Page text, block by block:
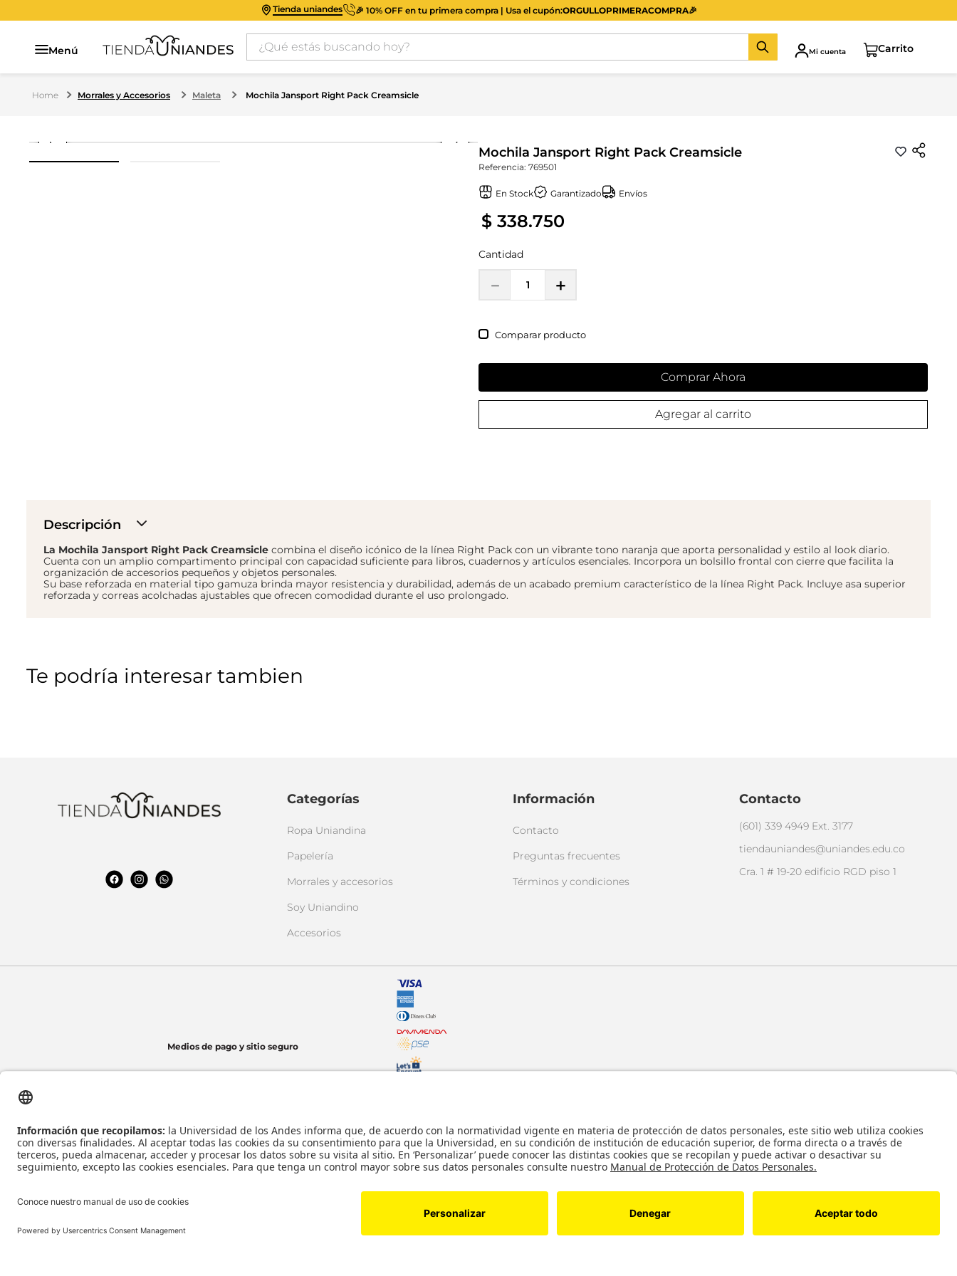
Tienda uniandes 🎉 10% OFF en tu primera compra | Usa el cupón:ORGULLOPRIMERACOMPRA🎉
Menú
¿Qué estás buscando hoy?
Mi cuenta
Morrales y Accesorios Maleta Mochila Jansport Right Pack Creamsicle
Mochila Jansport Right Pack Creamsicle
Referencia: 769501
En Stock Garantizado Envíos
$ 338.750
Cantidad
＋
－
Comparar
Comprar Ahora
Agregar al carrito
Descripción
La Mochila Jansport Right Pack Creamsicle combina el diseño icónico de la línea Right Pack con un vibrante tono naranja que aporta personalidad y estilo al look diario.
Cuenta con un amplio compartimento principal con capacidad suficiente para libros, cuadernos y artículos esenciales. Incorpora un bolsillo frontal con cierre que facilita la
organización de accesorios pequeños y objetos personales.
Su base reforzada en material tipo gamuza brinda mayor resistencia y durabilidad, además de un acabado premium característico de la línea Right Pack. Incluye asa superior
reforzada y correas acolchadas ajustables que ofrecen comodidad durante el uso prolongado.
Te podría interesar tambien
Categorías
Ropa Uniandina
Papelería
Morrales y accesorios
Soy Uniandino
Accesorios
Información
Contacto
Preguntas frecuentes
Términos y condiciones
Contacto
(601) 339 4949 Ext. 3177
tiendauniandes@uniandes.edu.co
Cra. 1 # 19-20 edificio RGD piso 1
Medios de pago y sitio seguro
Universidad de los Andes | Vigilada Mineducación
Reconocimiento como Universidad: Decreto 1297 del 30 de mayo de 1964.
Reconocimiento personería jurídica: Resolución 28 del 23 de febrero de 1949 Minjusticia.
© - Derechos Reservados: La presente obra, y en general todos sus contenidos, se encuentran protegidos por las normas
internacionales y nacionales vigentes sobre propiedad Intelectual, por lo tanto su utilización parcial o total, reproducción,
comunicación pública, transformación, distribución, alquiler, préstamo público e importación, total o parcial, en todo o en
Tecnología